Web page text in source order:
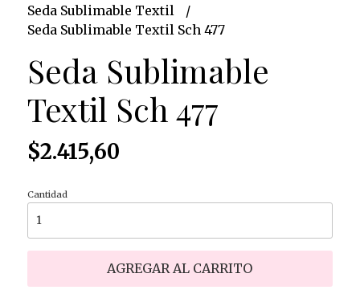
Seda Sublimable Textil
Seda Sublimable Textil Sch 477
Seda Sublimable
Textil Sch 477
$2.415,60
Cantidad
AGREGAR AL CARRITO